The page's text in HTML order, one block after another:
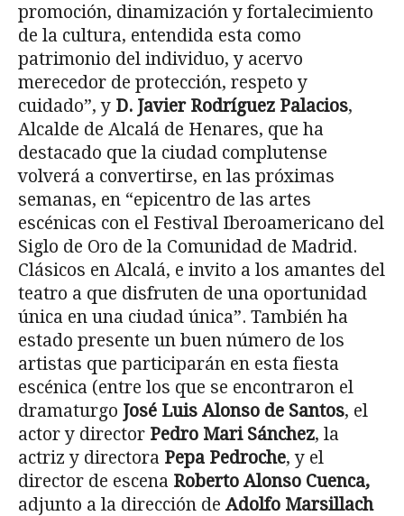
promoción, dinamización y fortalecimiento
de la cultura, entendida esta como
patrimonio del individuo, y acervo
merecedor de protección, respeto y
cuidado”, y D. Javier Rodríguez Palacios,
Alcalde de Alcalá de Henares, que ha
destacado que la ciudad complutense
volverá a convertirse, en las próximas
semanas, en “epicentro de las artes
escénicas con el Festival Iberoamericano del
Siglo de Oro de la Comunidad de Madrid.
Clásicos en Alcalá, e invito a los amantes del
teatro a que disfruten de una oportunidad
única en una ciudad única”. También ha
estado presente un buen número de los
artistas que participarán en esta fiesta
escénica (entre los que se encontraron el
dramaturgo José Luis Alonso de Santos, el
actor y director Pedro Mari Sánchez, la
actriz y directora Pepa Pedroche, y el
director de escena Roberto Alonso Cuenca,
adjunto a la dirección de Adolfo Marsillach